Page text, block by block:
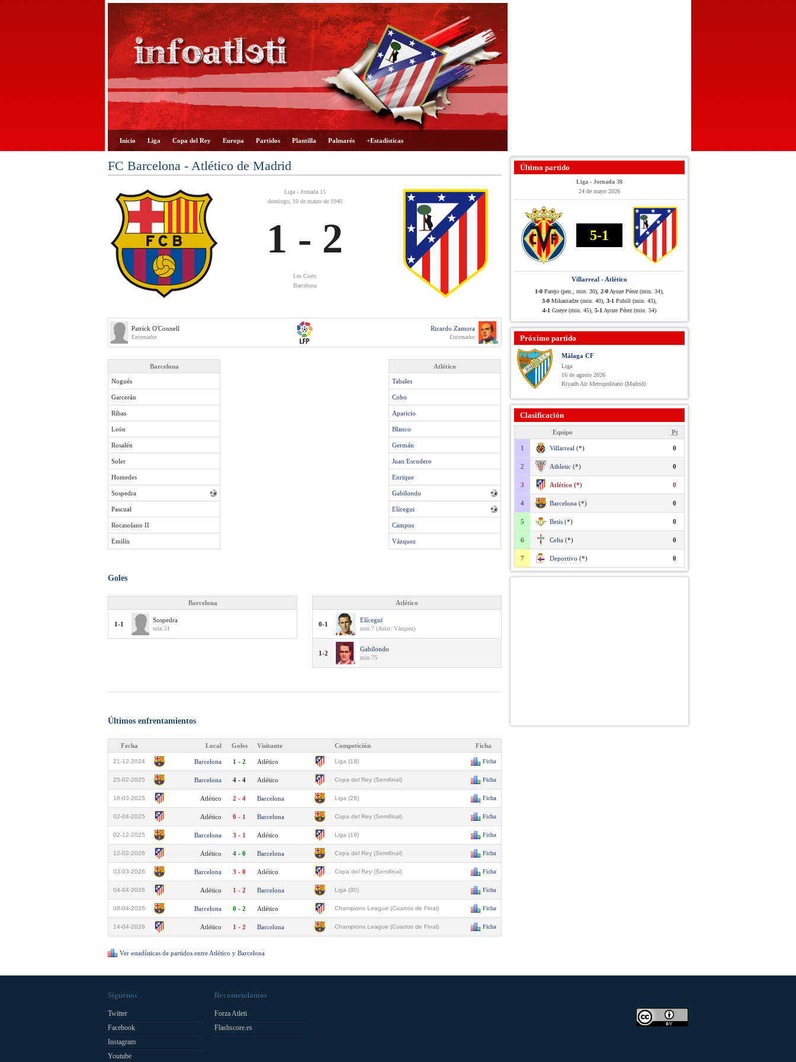
Inicio Liga Copa del Rey Europa Partidos Plantilla Palmarés +Estadísticas
FC Barcelona - Atlético de Madrid
Liga - Jornada 15
domingo, 10 de marzo de 1940
1 - 2
Les Corts
Barcelona
Patrick O'Connell
Entrenador
Ricardo Zamora
Entrenador
Barcelona
Nogués
Garcerán
Ribas
León
Rosalén
Soler
Homedes
Sospedra
Pascual
Rocasolano II
Emilín
Atlético
Tabales
Cobo
Aparicio
Blanco
Germán
Juan Escudero
Enrique
Gabilondo
Elícegui
Campos
Vázquez
Goles
Barcelona
1-1
Sospedra
min.51
Atlético
0-1
Elícegui
min.7 (Asist: Vázquez)
1-2
Gabilondo
min.75
Últimos enfrentamientos
Fecha Local Goles Visitante Competición Ficha
21-12-2024 Barcelona 1 - 2 Atlético Liga (18) Ficha
25-02-2025 Barcelona 4 - 4 Atlético Copa del Rey (Semifinal) Ficha
16-03-2025 Atlético 2 - 4 Barcelona Liga (28) Ficha
02-04-2025 Atlético 0 - 1 Barcelona Copa del Rey (Semifinal) Ficha
02-12-2025 Barcelona 3 - 1 Atlético Liga (19) Ficha
12-02-2026 Atlético 4 - 0 Barcelona Copa del Rey (Semifinal) Ficha
03-03-2026 Barcelona 3 - 0 Atlético Copa del Rey (Semifinal) Ficha
04-04-2026 Atlético 1 - 2 Barcelona Liga (30) Ficha
08-04-2026 Barcelona 0 - 2 Atlético Champions League (Cuartos de Final) Ficha
14-04-2026 Atlético 1 - 2 Barcelona Champions League (Cuartos de Final) Ficha
Ver estadísticas de partidos entre Atlético y Barcelona
Último partido
Liga - Jornada 38
24 de mayo 2026
5-1
Villarreal - Atlético
1-0 Parejo (pen., min. 30), 2-0 Ayoze Pérez (min. 34),
3-0 Mikautadze (min. 40), 3-1 Pubill (min. 43),
4-1 Gueye (min. 45), 5-1 Ayoze Pérez (min. 54)
Próximo partido
Málaga CF
Liga
16 de agosto 2026
Riyadh Air Metropolitano (Madrid)
Clasificación
Equipo Pt
1 Villarreal (*) 0
2 Athletic (*) 0
3 Atlético (*) 0
4 Barcelona (*) 0
5 Betis (*) 0
6 Celta (*) 0
7 Deportivo (*) 0
Síguenos
Twitter
Facebook
Instagram
Youtube
Recomendamos
Forza Atleti
Flashscore.es